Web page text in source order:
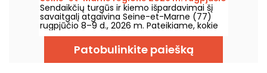
8–9 d. – 77
Sendaikčių turgūs ir kiemo išpardavimai šį
savaitgalį atgaivina Seine-et-Marne (77)
rugpjūčio 8–9 d., 2026 m. Pateikiame, kokie
renginiai jūsų laukia!
Patobulinkite paiešką